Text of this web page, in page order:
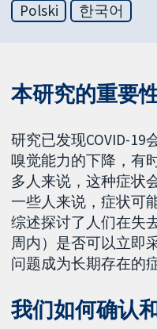
Polski
한국어
本研究的重要
研究已发现COVID-
嗅觉能力的下降，有
多人来说，这种症状
一些人来说，症状可
综述探讨了人们在失
周内）是否可以立即
问题成为长期存在的
我们如何确认